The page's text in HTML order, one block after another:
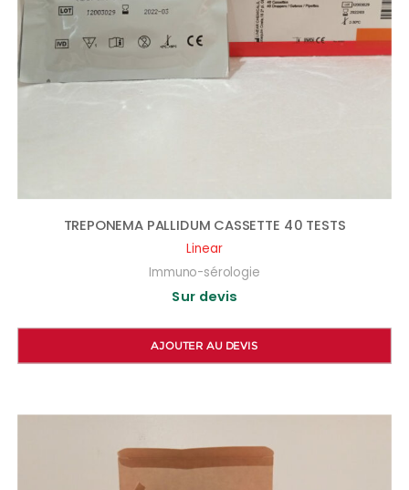
TREPONEMA PALLIDUM CASSETTE 40 TESTS
Linear
Immuno-sérologie
Sur devis
AJOUTER AU DEVIS